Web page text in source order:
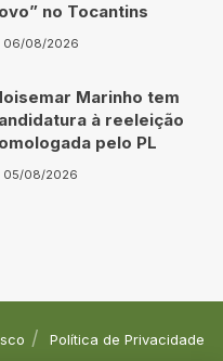
no Tocantins
06/08/2026
Marinho tem
à reeleição
pelo PL
05/08/2026
Política de Privacidade